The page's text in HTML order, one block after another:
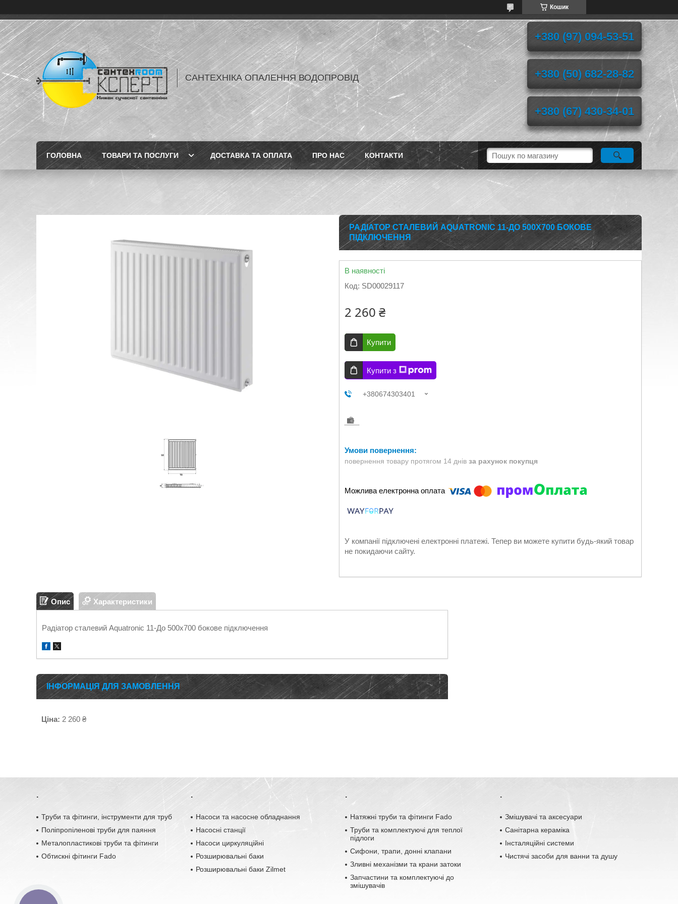
Кошик
САНТЕХНІКА ОПАЛЕННЯ ВОДОПРОВІД
+380 (97) 094-53-51
+380 (50) 682-28-82
+380 (67) 430-34-01
ГОЛОВНА ТОВАРИ ТА ПОСЛУГИ ДОСТАВКА ТА ОПЛАТА ПРО НАС КОНТАКТИ
РАДІАТОР СТАЛЕВИЙ AQUATRONIC 11-ДО 500Х700 БОКОВЕ
ПІДКЛЮЧЕННЯ
В наявності
Код: SD00029117
2 260 ₴
Купити
Купити з
+380674303401
повернення товару протягом 14 днів за рахунок покупця
У компанії підключені електронні платежі. Тепер ви можете купити будь-який товар
не покидаючи сайту.
Опис Характеристики
Радіатор сталевий Aquatronic 11-До 500х700 бокове підключення
ІНФОРМАЦІЯ ДЛЯ ЗАМОВЛЕННЯ
Ціна: 2 260 ₴
.
Труби та фітинги, інструменти для труб
Поліпропіленові труби для паяння
Металопластикові труби та фітинги
Обтискні фітинги Fado
.
Насоси та насосне обладнання
Насосні станції
Насоси циркуляційні
Розширювальні баки
Розширювальні баки Zilmet
.
Натяжні труби та фітинги Fado
Труби та комплектуючі для теплої
підлоги
Сифони, трапи, донні клапани
Зливні механізми та крани затоки
Запчастини та комплектуючі до
змішувачів
.
Змішувачі та аксесуари
Санітарна кераміка
Інсталяційні системи
Чистячі засоби для ванни та душу